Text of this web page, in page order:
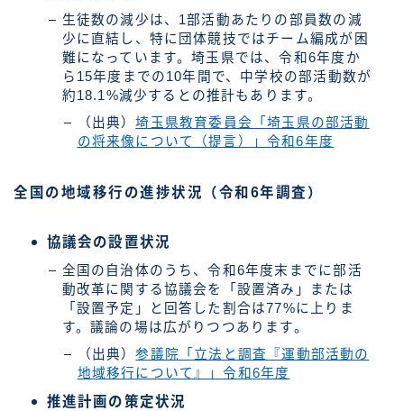
生徒数の減少は、1部活動あたりの部員数の減
少に直結し、特に団体競技ではチーム編成が困
難になっています。埼玉県では、令和6年度か
ら15年度までの10年間で、中学校の部活動数が
約18.1%減少するとの推計もあります。
（出典）埼玉県教育委員会「埼玉県の部活動
の将来像について（提言）」令和6年度
全国の地域移行の進捗状況（令和6年調査）
協議会の設置状況
全国の自治体のうち、令和6年度末までに部活
動改革に関する協議会を「設置済み」または
「設置予定」と回答した割合は77%に上りま
す。議論の場は広がりつつあります。
（出典）参議院「立法と調査『運動部活動の
地域移行について』」令和6年度
推進計画の策定状況